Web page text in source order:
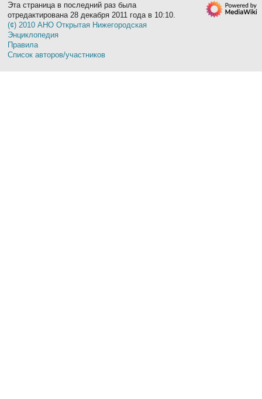
Эта страница в последний раз была
отредактирована 28 декабря 2011 года в 10:10.
(¢) 2010 АНО Открытая Нижегородская
Энциклопедия
Правила
Список авторов/участников